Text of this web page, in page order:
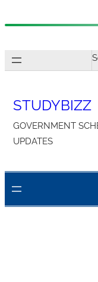
to
STUDYBIZZ
GOVERNMENT
UPDATES